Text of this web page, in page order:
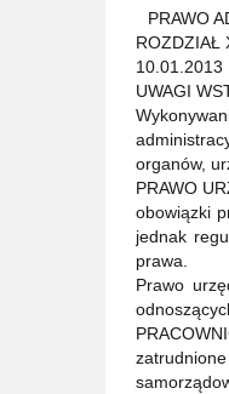
PRAWO
ROZDZIAŁ
10.01.2013
UWAGI
organów,
PRAWO
obowiązki
jednak
prawa.
Prawo